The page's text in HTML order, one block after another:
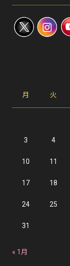
月 火
3 4
10 11
17 18
24 25
31
« 1月